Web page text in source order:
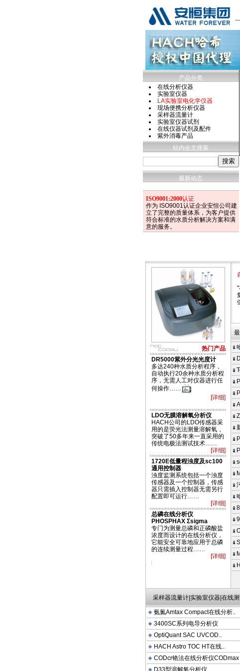
产品分类
在线分析仪器
实验室仪器
LA实验室电化学仪器
现场便携分析仪器
采样器流量计
实验室仪器试剂
在线仪器试剂及配件
紫外消毒产品
站内全文搜索
最新动态
ISO9001:2000认证
作为 ISO9001认证企业安恒公司建
立了完整的质量体系，为客户提供
符合标准的水质分析解决方案和满
意的服务。
热门产品
DR5000紫外分光光度计
多达240种水质分析程序，
自动执行20余种水质分析程
序，无需人工对仪器进行任
何操作……
[详细]
LDO无膜溶解氧分析仪
HACH公司的LDO传感器采
用的是荧光法测量溶解氧，
突破了50多年来一直采用的
传统电极法测试技术……
[详细]
1720E低量程浊度及sc100
通用控制器
浊度监测系统包括一个浊度
传感器及一个控制器，传感
器只需插入控制器无需另行
配置即可运行……
[详细]
总磷在线分析仪
PHOSPHAX Σsigma
专门为测量总磷和正磷酸盐
浓度而设计的在线分析仪，
它能安全可靠地应用于总磷
的连续测量过程……
[详细]
ATMAX COM PACT 2100N 2100P 2100AN DRB200 FT660 LDO OTT
采样器流量计|实验室仪器|在线
氨氮Amtax Compact在线分析..
3400SC系列电导分析仪
OptiQuant SAC UVCOD..
HACH Astro TOC HT在线..
CODcr铬法在线分析仪CODmax
D33型溶解氧分析仪